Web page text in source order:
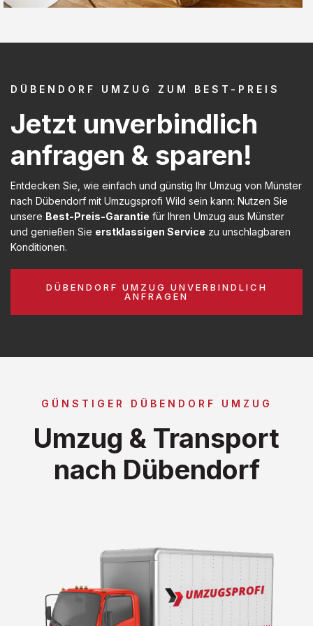
DÜBENDORF UMZUG ZUM BEST-PREIS
Jetzt unverbindlich
anfragen & sparen!
Entdecken Sie, wie einfach und günstig Ihr Umzug von Münster
nach Dübendorf mit Umzugsprofi Wild sein kann: Nutzen Sie
unsere Best-Preis-Garantie für Ihren Umzug aus Münster
und genießen Sie erstklassigen Service zu unschlagbaren
Konditionen.
DÜBENDORF UMZUG UNVERBINDLICH
ANFRAGEN
GÜNSTIGER DÜBENDORF UMZUG
Umzug & Transport
nach Dübendorf